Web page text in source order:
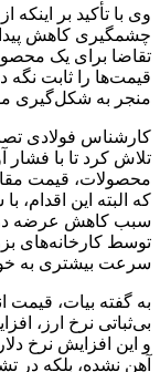
وی با تأکید بر
چشمگیری کاهش
تقاضا برای یک
قیمت‌ها را ثابت نگه
منجر به شکل‌گیری
کارشناس فولادی
تلاش کرد تا با
محصولات، قیمت
که البته این اقدام،
سبب کاهش عرضه در
توسط کارخانه‌های
سرعت بیشتری به
به گفته بیات، قیمت
بی‌ثباتی نرخ ارز،
و این افزایش نرخ
آهن نشده، بلکه در